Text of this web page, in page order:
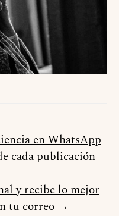
en WhatsApp
cada publicación
y recibe lo mejor
tu correo →